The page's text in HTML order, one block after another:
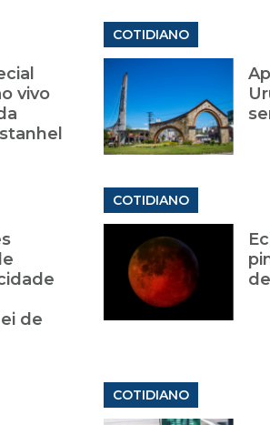
vivo
COTIDIANO
de
COTIDIANO
COTIDIANO